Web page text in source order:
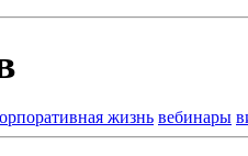
жизнь вебинары